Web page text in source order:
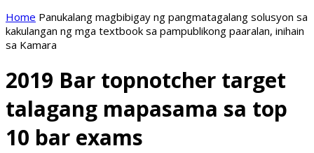
Home Panukalang magbibigay ng pangmatagalang solusyon sa
kakulangan ng mga textbook sa pampublikong paaralan, inihain
sa Kamara
2019 Bar topnotcher target
talagang mapasama sa top
10 bar exams